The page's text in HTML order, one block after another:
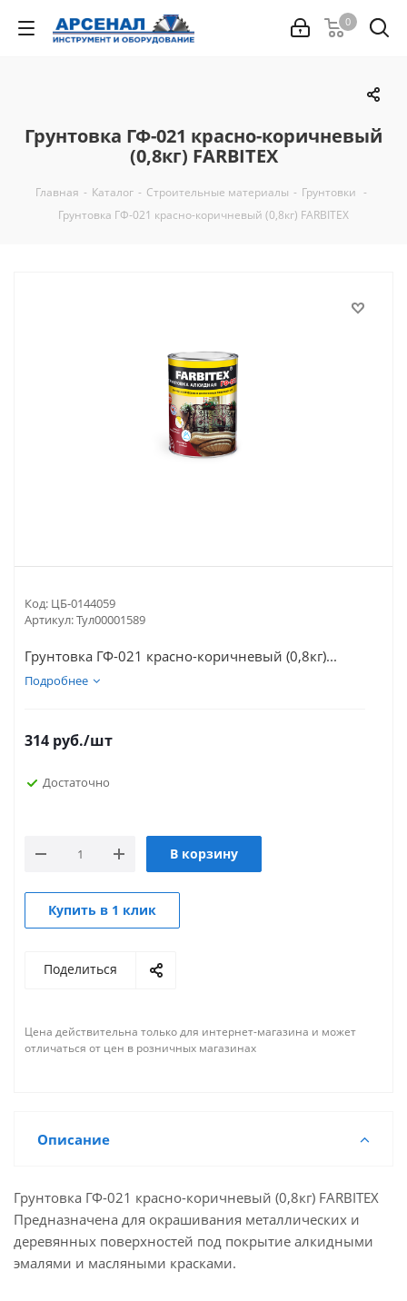
0
Грунтовка ГФ-021 красно-коричневый
(0,8кг) FARBITEX
Главная - Каталог - Строительные материалы - Грунтовки -
Грунтовка ГФ-021 красно-коричневый (0,8кг) FARBITEX
Код: ЦБ-0144059
Артикул:Тул00001589
Грунтовка ГФ-021 красно-коричневый (0,8кг)...
Подробнее
314 руб./шт
Достаточно
В корзину
Купить в 1 клик
Поделиться
Цена действительна только для интернет-магазина и может
отличаться от цен в розничных магазинах
Описание
Грунтовка ГФ-021 красно-коричневый (0,8кг) FARBITEX
Предназначена для окрашивания металлических и
деревянных поверхностей под покрытие алкидными
эмалями и масляными красками.